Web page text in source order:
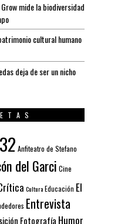
mide la biodiversidad
cultural humano
deja de ser un nicho
Anfiteatro de Stefano
del Garci Cine
CulturaEducación El
Entrevista
Fotografía Humor